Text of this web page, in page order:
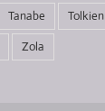
Tanabe Tolkien
Zola